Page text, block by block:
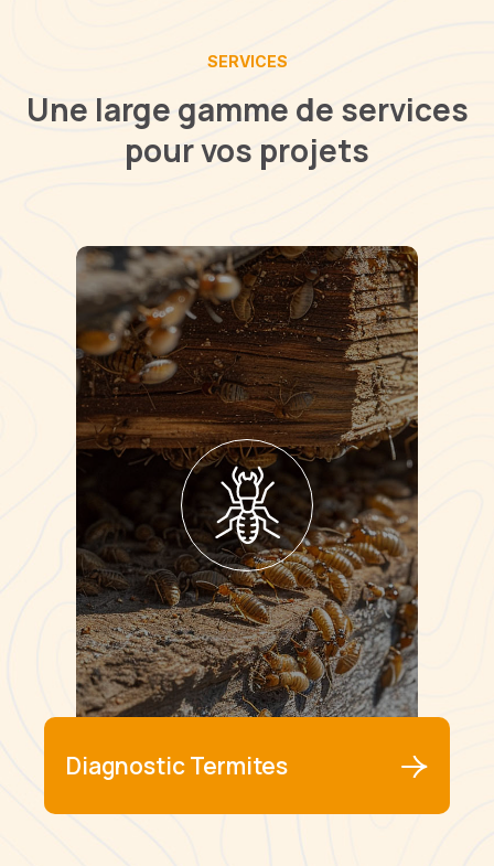
SERVICES
Une large gamme de services
pour vos projets
Diagnostic Termites